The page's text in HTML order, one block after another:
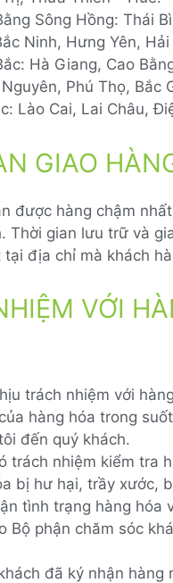
Sông Hồng: Thái
Ninh, Hưng Yên,
Hà Giang, Cao
Phú Thọ, Bắc
Lào Cai, Lai Châu,
GIAO
được hàng chậm
Thời gian lưu trữ và
địa chỉ mà khách
VỚI
trách nhiệm với
hàng hóa trong
đến quý khách.
trách nhiệm kiểm tra
bị hư hại, trầy xước,
tình trạng hàng hóa
Bộ phận chăm sóc
đã ký nhận